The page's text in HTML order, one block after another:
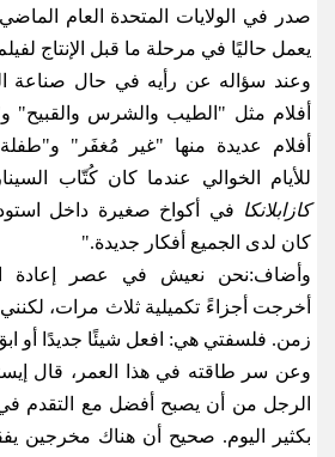
صدر في الولايات المتحدة العام
يعمل حاليًا في مرحلة ما قبل الإنتاج
وعند سؤاله عن رأيه في حال صناعة
أفلام مثل "الطيب والشرس والقبيح"
أفلام عديدة منها "غير مُغفَر" و"طفلة
للأيام الخوالي عندما كان كُتّاب
كازابلانكا في أكواخ صغيرة داخل
كان لدى الجميع أفكار جديدة."
وأضاف:نحن نعيش في عصر إعادة
أخرجت أجزاءً تكميلية ثلاث مرات،
زمن. فلسفتي هي: افعل شيئًا جديدًا أو
وعن سر طاقته في هذا العمر، قال
الرجل من أن يصبح أفضل مع التقدم
بكثير اليوم. صحيح أن هناك مخرجين